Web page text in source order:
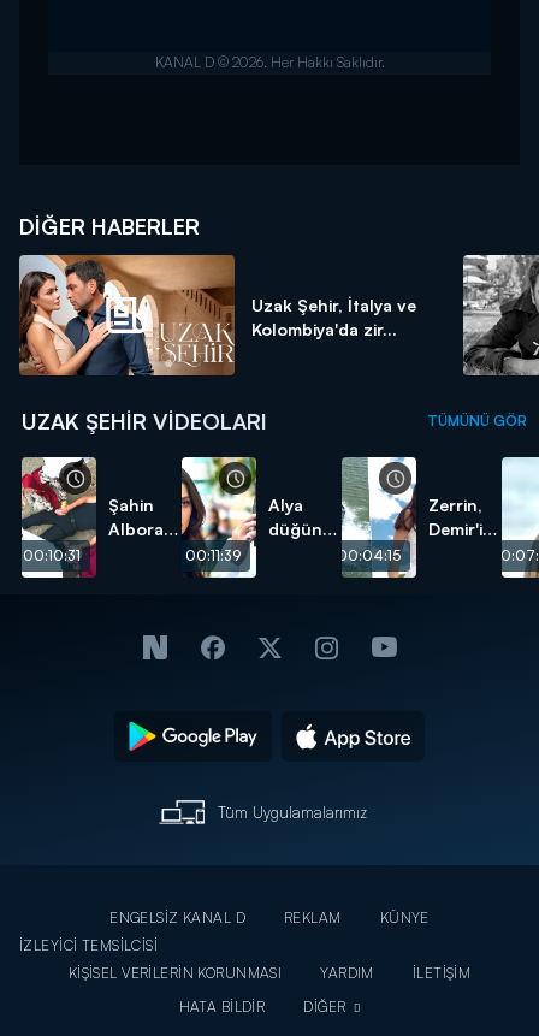
DIĞER HABERLER
Uzak Şehir, İtalya ve
Kolombiya'da zir...
UZAK ŞEHIR VIDEOLARI TÜMÜNÜ GÖR
00:10:31
Şahin
Albora
00:11:39
Alya
düğün
00:04:15
Zerrin,
Demir'i
Tüm Uygulamalarımız
ENGELSİZ KANAL D REKLAM
KÜNYE
İZLEYİCİ TEMSİLCİSİ
KİŞİSEL VERİLERİN KORUNMASI
YARDIM
İLETİŞİM
HATA BİLDİR
DİĞER